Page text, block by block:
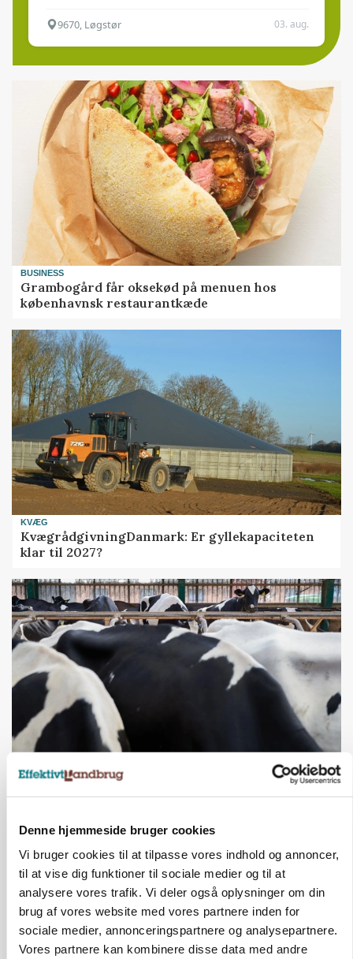
Denne hjemmeside bruger cookies
Vi bruger cookies til at tilpasse vores indhold og annoncer,
til at vise dig funktioner til sociale medier og til at
analysere vores trafik. Vi deler også oplysninger om din
brug af vores website med vores partnere inden for
sociale medier, annonceringspartnere og analysepartnere.
Vores partnere kan kombinere disse data med andre
9670, Løgstør 03. aug.
BUSINESS
Grambogård får oksekød på menuen hos
københavnsk restaurantkæde
KVÆG
KvægrådgivningDanmark: Er gyllekapaciteten
klar til 2027?
MARKED
Fugleinfluenza: Udvikling vækker bekymring hos
europæiske husdyrbrugere
Annonce
Loading...